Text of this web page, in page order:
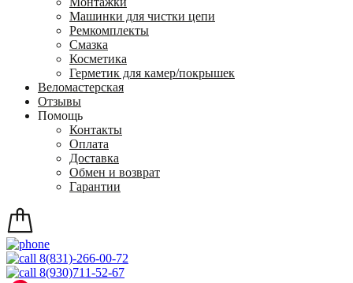
Машинки для чистки цепи
Ремкомплекты
Смазка
Косметика
Герметик для камер/покрышек
Веломастерская
Отзывы
Помощь
Контакты
Оплата
Доставка
Обмен и возврат
Гарантии
8(831)-266-00-72
8(930)711-52-67